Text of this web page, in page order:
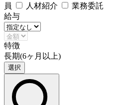
員
人材紹介
業務委託
給与
特徴
長期(6ヶ月以上)
選択